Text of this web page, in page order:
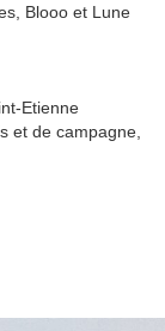
Blooo et Lune
Etienne
et de campagne,